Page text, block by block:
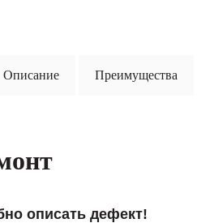
Описание Преимущества
описать дефект!